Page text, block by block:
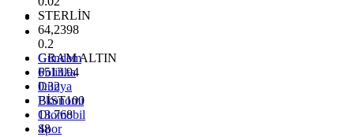
STERLİN
64,2398
0.2
GRAM ALTIN
6513.94
0.32
BİST100
13.768
48
Gündem
Politika
Dünya
Ekonomi
Otomobil
Spor